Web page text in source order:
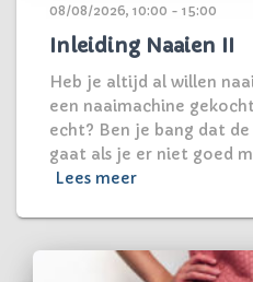
08/08/2026, 10:00 - 15:00
Inleiding Naaien II
Heb je altijd al willen
een naaimachine
echt? Ben je bang dat
gaat als je er niet goed
Lees meer